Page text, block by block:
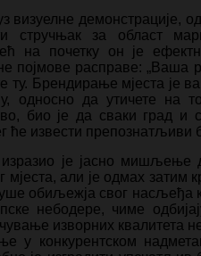
визуелне демонстрације,
стручњак за област
на почетку он је
појмове расправе: „Ваша
Брендирање мјеста је
односно да утичете на
био је да сваки град и
ће извести препознатљиви
је јасно мишљење да
мјеста, али је одмах затим
обиљежја свог насљеђа
небодере, чиме
изворних квалитета
у конкурентском